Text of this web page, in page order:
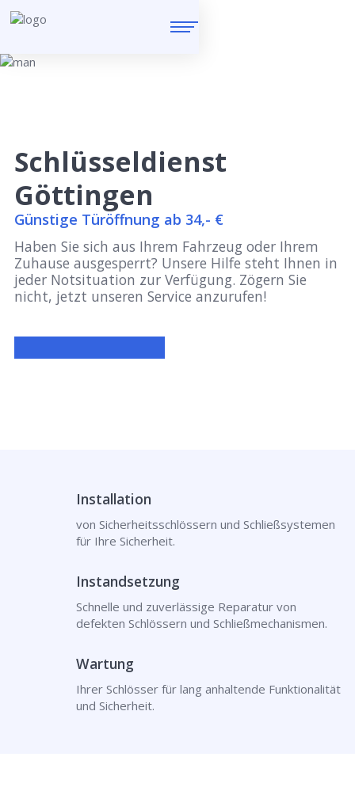
Schlüsseldienst
Göttingen
Günstige Türöffnung ab 34,- €
Haben Sie sich aus Ihrem Fahrzeug oder Ihrem
Zuhause ausgesperrt? Unsere Hilfe steht Ihnen in
jeder Notsituation zur Verfügung. Zögern Sie
nicht, jetzt unseren Service anzurufen!
Installation
von Sicherheitsschlössern und Schließsystemen
für Ihre Sicherheit.
Instandsetzung
Schnelle und zuverlässige Reparatur von
defekten Schlössern und Schließmechanismen.
Wartung
Ihrer Schlösser für lang anhaltende Funktionalität
und Sicherheit.